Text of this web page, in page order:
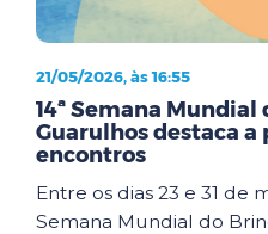
21/05/2026, às 16:55
14ª Semana
Guarulhos destaca a
encontros
Entre os dias 23 e 31 de
Semana Mundial do